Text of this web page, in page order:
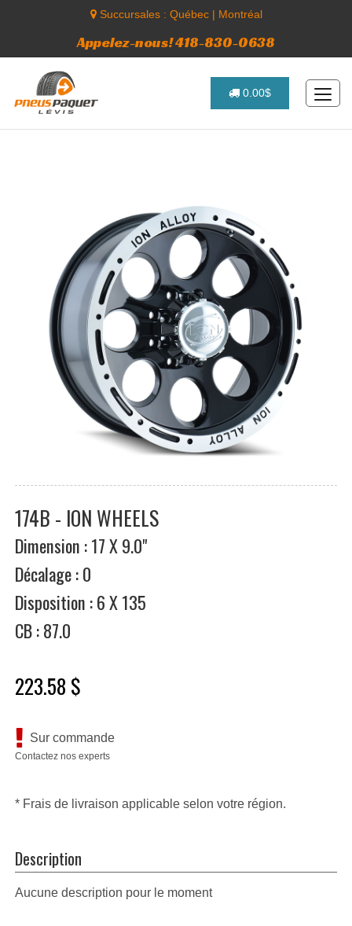
Succursales : Québec| Montréal
Appelez-nous! 418-830-0638
0.00$
174B - ION WHEELS
Dimension : 17 X 9.0"
Décalage : 0
Disposition : 6 X 135
CB : 87.0
223.58 $
Sur commande
Contactez nos experts
* Frais de livraison applicable selon votre région.
Description
Aucune description pour le moment